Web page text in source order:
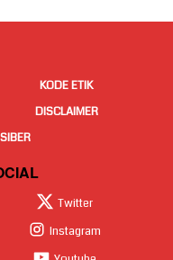
KODE ETIK
DISCLAIMER
Twitter
Instagram